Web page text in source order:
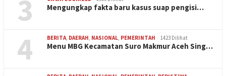
3 Mengungkap fakta baru kasus suap pengisi…
4 BERITA DAERAH NASIONAL PEMERINTAH 1423 Dilihat
Menu MBG Kecamatan Suro Makmur Aceh Sing…